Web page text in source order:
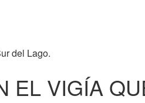
del Lago.
EL VIGÍA